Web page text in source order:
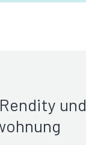
und